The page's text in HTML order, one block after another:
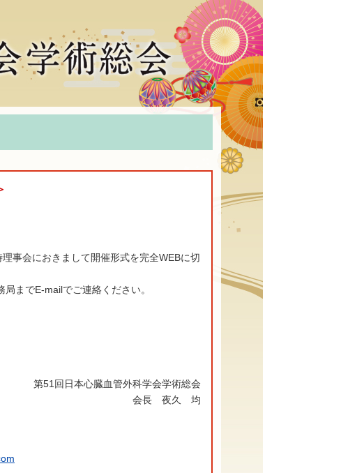
事会におきまして開催形式を完全WEBに切
までE-mailでご連絡ください。
第51回日本心臓血管外科学会学術総会
会長 夜久 均